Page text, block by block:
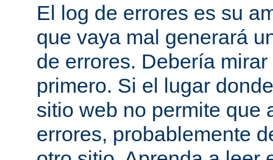
El log de errores es su
que vaya mal generará
de errores. Debería
primero. Si el lugar
sitio web no permite que
errores, probablemente